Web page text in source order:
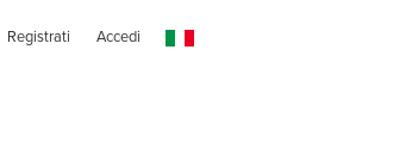
Registrati Accedi